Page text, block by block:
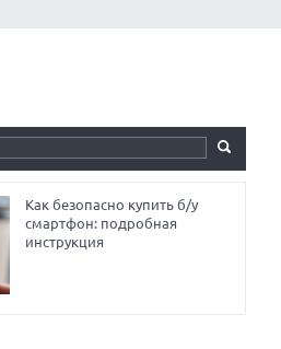
Как безопасно купить б/у
смартфон: подробная
инструкция